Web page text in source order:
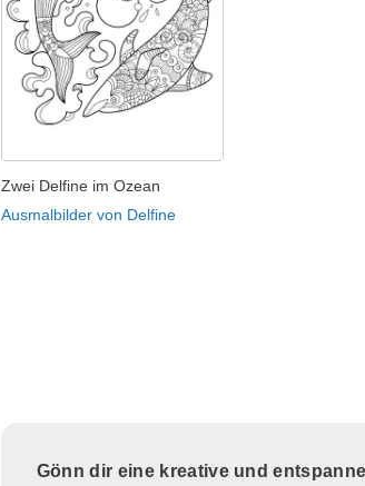
Zwei Delfine im Ozean
Ausmalbilder von Delfine
Gönn dir eine kreative und